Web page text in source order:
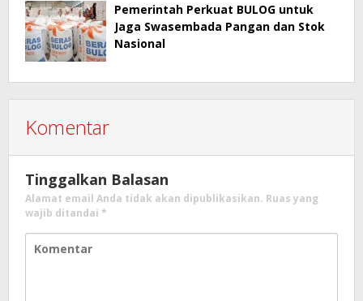
Pemerintah Perkuat BULOG untuk
Jaga Swasembada Pangan dan Stok
Nasional
Komentar
Tinggalkan Balasan
Alamat email Anda tidak akan dipublikasikan. Ruas yang
wajib ditandai *